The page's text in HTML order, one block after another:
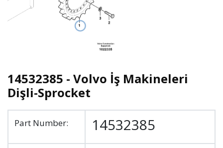
14532385 - Volvo İş Makineleri
Dişli-Sprocket
Part Number: 14532385